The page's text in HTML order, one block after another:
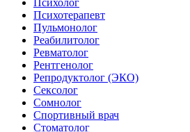
Психолог
Психотерапевт
Пульмонолог
Реабилитолог
Ревматолог
Рентгенолог
Репродуктолог (ЭКО)
Сексолог
Сомнолог
Спортивный врач
Стоматолог